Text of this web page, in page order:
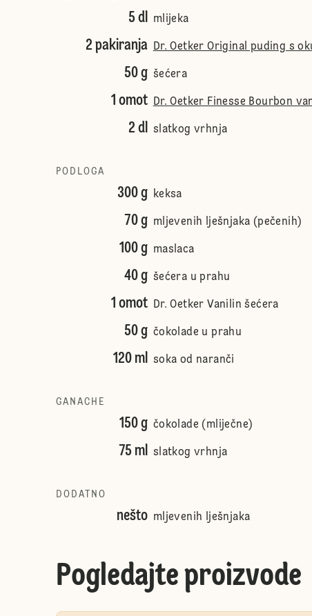
5 dl mlijeka
2 pakiranja Dr. Oetker Original puding s
50 g šećera
1 omot Dr. Oetker Finesse Bourbon
2 dl slatkog vrhnja
PODLOGA
300 g keksa
70 g mljevenih lješnjaka (pečenih)
100 g maslaca
40 g šećera u prahu
1 omot Dr. Oetker Vanilin šećera
50 g čokolade u prahu
120 ml soka od naranči
GANACHE
150 g čokolade (mliječne)
75 ml slatkog vrhnja
DODATNO
nešto mljevenih lješnjaka
Pogledajte proizvode